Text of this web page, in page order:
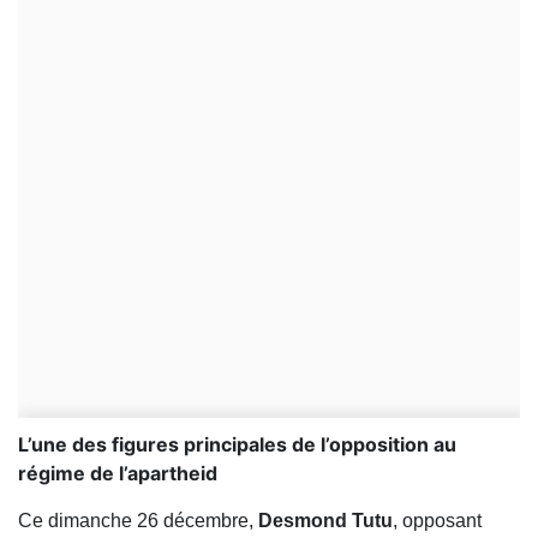
L’une des figures principales de l’opposition au
régime de l’apartheid
Ce dimanche 26 décembre, Desmond Tutu, opposant